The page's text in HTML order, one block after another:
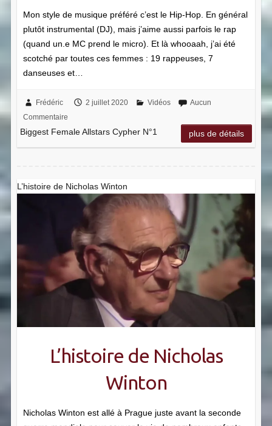
Mon style de musique préféré c’est le Hip-Hop. En général
plutôt instrumental (DJ), mais j’aime aussi parfois le rap
(quand un.e MC prend le micro). Et là whooaah, j’ai été
scotché par toutes ces femmes : 19 rappeuses, 7
danseuses et…
Frédéric 2 juillet 2020 Vidéos
Aucun
Commentaire
Biggest Female Allstars Cypher N°1 plus de détails
L’histoire de Nicholas Winton
L’histoire de Nicholas
Winton
Nicholas Winton est allé à Prague juste avant la seconde